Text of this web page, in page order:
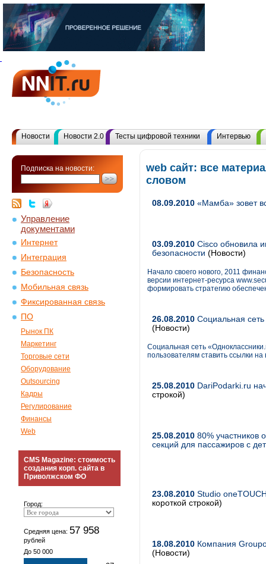
Новости Новости 2.0 Тесты цифровой техники Интервью
Подписка на новости:
Управление
документами
Интернет
Интеграция
Безопасность
Мобильная связь
Фиксированная связь
ПО
Рынок ПК
Маркетинг
Торговые сети
Оборудование
Outsourcing
Кадры
Регулирование
Финансы
Web
CMS Magazine: стоимость
создания корп. сайта в
Приволжском ФО
Город:
Средняя цена: 57 958
рублей
До 50 000
web сайт: все
словом
08.09.2010 «Мамба» зовет
03.09.2010 Cisco обновила
безопасности (Новости)
Начало своего нового, 2011
версии интернет-ресурса
формировать стратегию
26.08.2010 Социальная
(Новости)
Социальная сеть
пользователям ставить ссылки
25.08.2010 DariPodarki.ru
строкой)
25.08.2010 80% участников
секций для пассажиров с
23.08.2010 Studio
короткой строкой)
18.08.2010 Компания
(Новости)